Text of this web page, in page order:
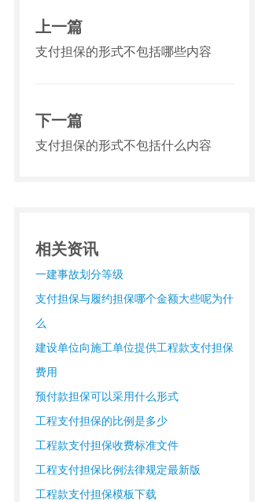
上一篇
支付担保的形式不包括哪些内容
下一篇
支付担保的形式不包括什么内容
相关资讯
一建事故划分等级
支付担保与履约担保哪个金额大些呢为什
么
建设单位向施工单位提供工程款支付担保
费用
预付款担保可以采用什么形式
工程支付担保的比例是多少
工程款支付担保收费标准文件
工程支付担保比例法律规定最新版
工程款支付担保模板下载